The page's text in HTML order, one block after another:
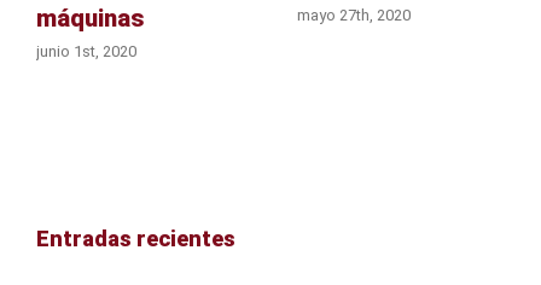
máquinas
junio 1st, 2020
mayo 27th, 2020
Entradas recientes